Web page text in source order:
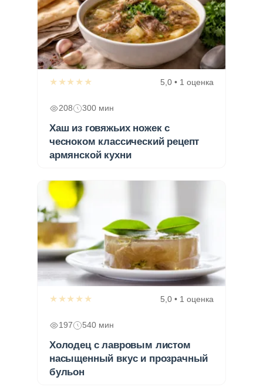
★★★★★ 5,0 • 1 оценка
208 300 мин
Хаш из говяжьих ножек с
чесноком классический рецепт
армянской кухни
★★★★★ 5,0 • 1 оценка
197 540 мин
Холодец с лавровым листом
насыщенный вкус и прозрачный
бульон